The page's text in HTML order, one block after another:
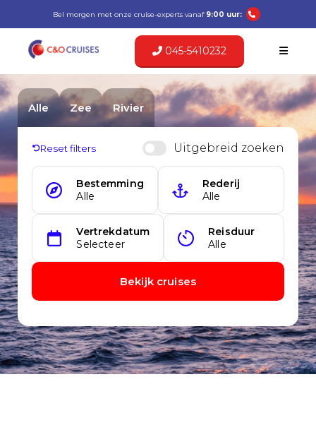
Bel morgen met onze cruise-experts vanaf 9:00 uur:
045-5410232